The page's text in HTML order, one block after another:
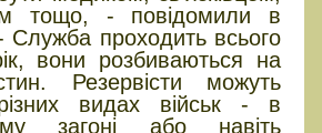
тощо, - повідомили в
Служба проходить всього
вони розбиваються на
Резервісти можуть
видах військ - в
загоні або навіть